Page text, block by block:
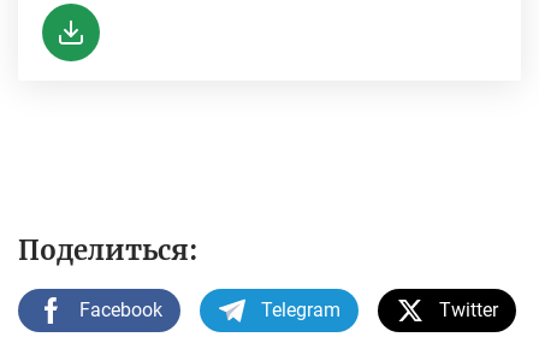
Поделиться:
Facebook Telegram Twitter